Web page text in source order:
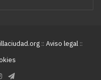
:: Aviso legal ::
Instagram
Telegram